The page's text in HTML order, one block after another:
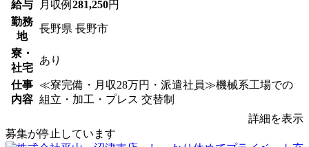
給与 月収例 281,250円
勤務
地
長野県 長野市
寮・
社宅
あり
仕事
内容
≪寮完備・月収28万円・派遣社員≫機械系工場での
組立・加工・プレス 交替制
詳細を表示
募集が停止しています